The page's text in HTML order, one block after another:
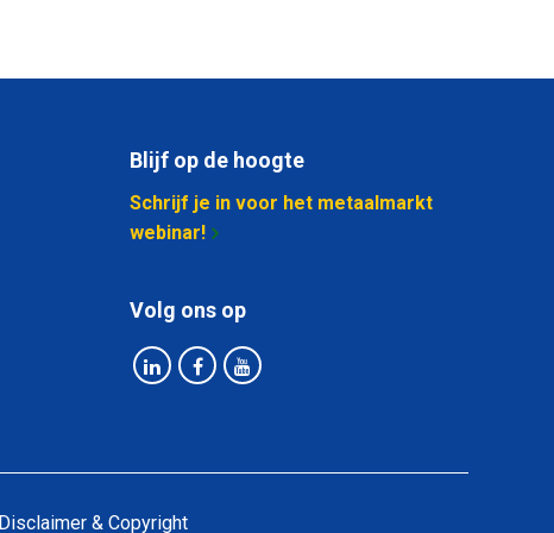
Blijf op de hoogte
Schrijf je in voor het metaalmarkt
webinar!
Volg ons op
Disclaimer & Copyright